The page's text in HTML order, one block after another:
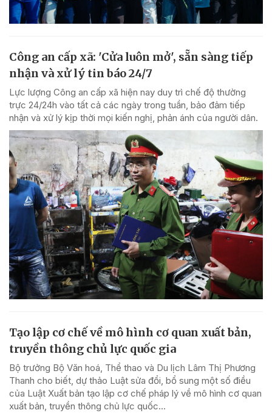
Công an cấp xã: 'Cửa luôn mở', sẵn sàng tiếp
nhận và xử lý tin báo 24/7
Lực lượng Công an cấp xã hiện nay duy trì chế độ thường
trực 24/24h vào tất cả các ngày trong tuần, bảo đảm tiếp
nhận và xử lý kịp thời mọi kiến nghị, phản ánh của người dân.
Tạo lập cơ chế về mô hình cơ quan xuất bản,
truyền thông chủ lực quốc gia
Bộ trưởng Bộ Văn hoá, Thể thao và Du lịch Lâm Thị Phương
Thanh cho biết, dự thảo Luật sửa đổi, bổ sung một số điều
của Luật Xuất bản tạo lập cơ chế pháp lý về mô hình cơ quan
xuất bản, truyền thông chủ lực quốc...